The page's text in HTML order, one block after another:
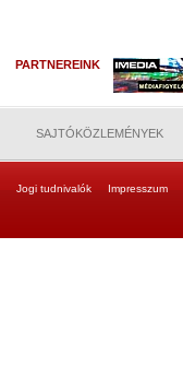
PARTNEREINK
SAJTÓKÖZLEMÉNYEK
Jogi tudnivalók Impresszum